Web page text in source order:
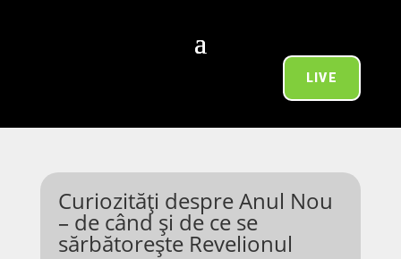
LIVE
Curiozități despre Anul Nou
– de când și de ce se
sărbătorește Revelionul